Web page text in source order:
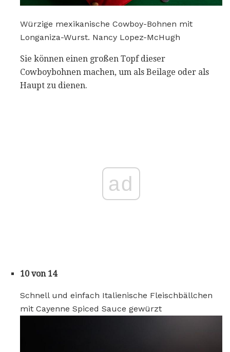
Würzige mexikanische Cowboy-Bohnen mit
Longaniza-Wurst. Nancy Lopez-McHugh
Sie können einen großen Topf dieser
Cowboybohnen machen, um als Beilage oder als
Haupt zu dienen.
ad
10 von 14
Schnell und einfach Italienische Fleischbällchen
mit Cayenne Spiced Sauce gewürzt